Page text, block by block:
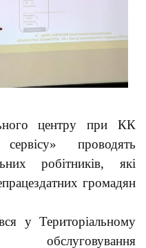
центру при КК
проводять
робітників, які
громадян
у Територіальному
обслуговування